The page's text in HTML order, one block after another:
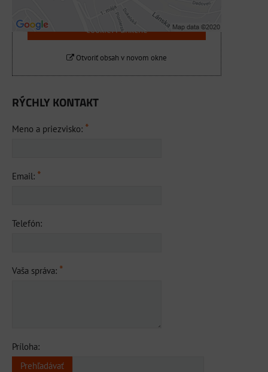
Povoliť a zapamätať - súhlas s druhom
cookie: Funkčné
Otvoriť obsah v novom okne
RÝCHLY KONTAKT
Meno a priezvisko: *
Email: *
Telefón:
Vaša správa: *
Príloha: